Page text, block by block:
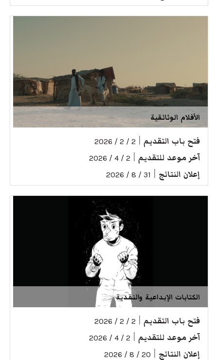
الأفلام الوثائقية
فتح باب التقديم 2 / 2 / 2026
آخر موعد للتقديم 2 / 4 / 2026
إعلان النتائج 31 / 8 / 2026
الكتابات الإبداعية والنقدية
فتح باب التقديم 2 / 2 / 2026
آخر موعد للتقديم 2 / 4 / 2026
إعلان النتائج 20 / 8 / 2026